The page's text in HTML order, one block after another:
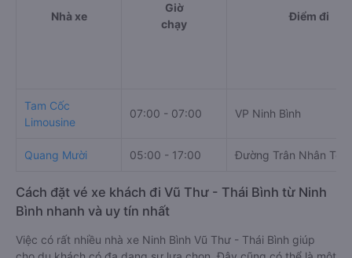
Nhà xe
Giờ
chạy
Điểm đi
Tam Cốc
Limousine
07:00 - 07:00 VP Ninh Bình
Quang Mười 05:00 - 17:00 Đường Trân Nhân
Cách đặt vé xe khách đi Vũ Thư - Thái Bình từ Ninh
Bình nhanh và uy tín nhất
Việc có rất nhiều nhà xe Ninh Bình Vũ Thư - Thái Bình giúp